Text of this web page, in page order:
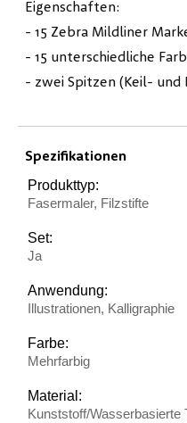
Eigenschaften:
- 15 Zebra Mildliner
- 15 unterschiedliche
- zwei Spitzen (Keil- und
Spezifikationen
Produkttyp:
Fasermaler, Filzstifte
Set:
Ja
Anwendung:
Illustrationen, Kalligraphie
Farbe:
Mehrfarbig
Material:
Kunststoff/Wasserbasierte